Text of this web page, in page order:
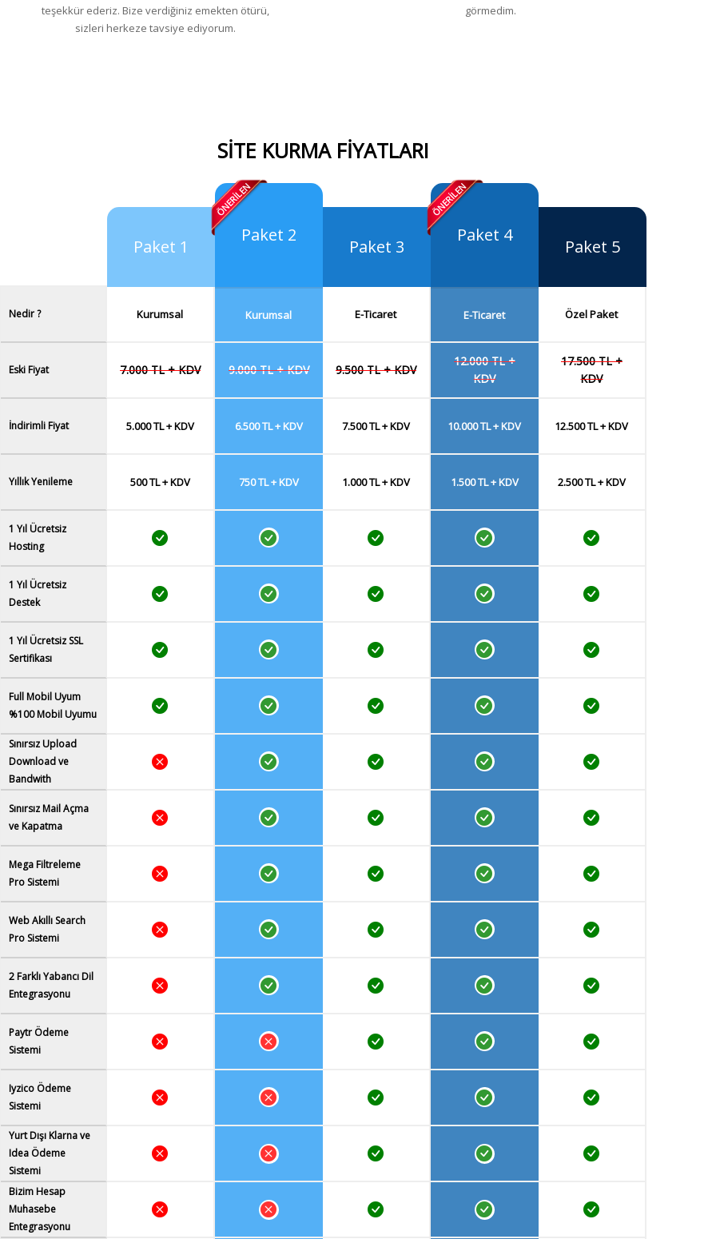
teşekkür ederiz. Bize verdiğiniz emekten ötürü,
sizleri herkeze tavsiye ediyorum.
görmedim.
SİTE KURMA FİYATLARI
Paket 1
Paket 2
ÖNERİLEN
Paket 3
Paket 4
ÖNERİLEN
Paket 5
Nedir ?
Eski Fiyat
İndirimli Fiyat
Yıllık Yenileme
1 Yıl Ücretsiz
Hosting
1 Yıl Ücretsiz
Destek
1 Yıl Ücretsiz SSL
Sertifikası
Full Mobil Uyum
%100 Mobil Uyumu
Sınırsız Upload
Download ve
Bandwith
Sınırsız Mail Açma
ve Kapatma
Mega Filtreleme
Pro Sistemi
Web Akıllı Search
Pro Sistemi
2 Farklı Yabancı Dil
Entegrasyonu
Paytr Ödeme
Sistemi
Iyzico Ödeme
Sistemi
Yurt Dışı Klarna ve
Idea Ödeme
Sistemi
Bizim Hesap
Muhasebe
Entegrasyonu
Kurumsal
7.000 TL + KDV
5.000 TL + KDV
500 TL + KDV
Kurumsal
9.000 TL + KDV
6.500 TL + KDV
750 TL + KDV
E-Ticaret
9.500 TL + KDV
7.500 TL + KDV
1.000 TL + KDV
E-Ticaret
12.000 TL +
KDV
10.000 TL + KDV
1.500 TL + KDV
Özel Paket
17.500 TL +
KDV
12.500 TL + KDV
2.500 TL + KDV